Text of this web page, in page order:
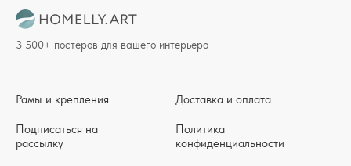
Рамы и крепления
Подписаться на
рассылку
Доставка и оплата
Политика
конфиденциальности
3 500+ постеров для вашего интерьера